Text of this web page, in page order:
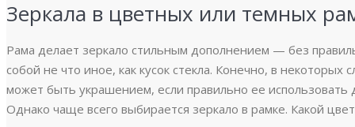
Зеркала в цветных или темных
Рама делает зеркало стильным дополнением — без
собой не что иное, как кусок стекла. Конечно, в некоторых
может быть украшением, если правильно ее использовать
Однако чаще всего выбирается зеркало в рамке. Какой